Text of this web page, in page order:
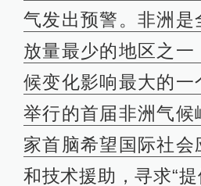
气发出预警。非洲是
放量最少的地区之一
候变化影响最大的一
举行的首届非洲气候
家首脑希望国际社会
和技术援助，寻求“